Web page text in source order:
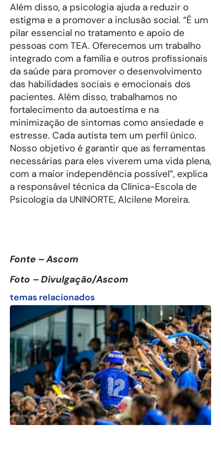
Além disso, a psicologia ajuda a reduzir o
estigma e a promover a inclusão social. “É um
pilar essencial no tratamento e apoio de
pessoas com TEA. Oferecemos um trabalho
integrado com a família e outros profissionais
da saúde para promover o desenvolvimento
das habilidades sociais e emocionais dos
pacientes. Além disso, trabalhamos no
fortalecimento da autoestima e na
minimização de sintomas como ansiedade e
estresse. Cada autista tem um perfil único.
Nosso objetivo é garantir que as ferramentas
necessárias para eles viverem uma vida plena,
com a maior independência possível”, explica
a responsável técnica da Clínica-Escola de
Psicologia da UNINORTE, Alcilene Moreira.
Fonte – Ascom
Foto – Divulgação/Ascom
temas relacionados